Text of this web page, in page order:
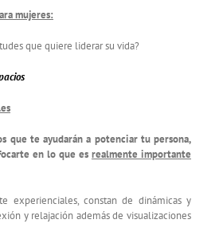
mujeres:
que quiere liderar su vida?
que te ayudarán a potenciar tu persona,
en lo que es realmente importante
experienciales, constan de dinámicas y
y relajación además de visualizaciones